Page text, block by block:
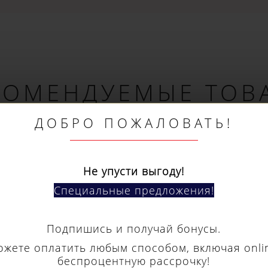
ДОБРО ПОЖАЛОВАТЬ!
Не упусти выгоду!
Специальные предложения!
Подпишись и получай бонусы.
оплатить любым способом, включая
беспроцентную рассрочку!